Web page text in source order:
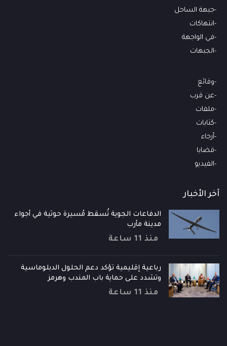
جبهة الساحل
انتهاكات
في الواجهة
الجبهات
وقائع
عن قرب
ملفات
كتابات
أرجاء
قضايا
الفيديو
آخر الأخبار
الدفاعات الجوية تُسقط مُسيرة حوثية في أجواء
مدينة مأرب
منذ 11 ساعة
رباعية إقليمية تؤكد دعم الحلول الدبلوماسية
وتشدد على حماية باب المندب وهرمز
منذ 11 ساعة